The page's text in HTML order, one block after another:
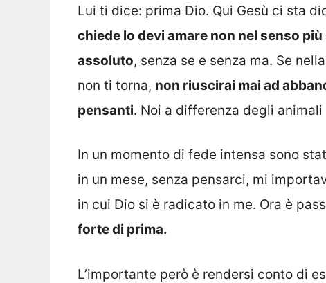
Lui ti dice: prima Dio. Qui Gesù ci sta
chiede lo devi amare non nel senso
assoluto, senza se e senza ma. Se
non ti torna, non riuscirai mai ad
pensanti. Noi a differenza degli
In un momento di fede intensa sono
in un mese, senza pensarci, mi
in cui Dio si è radicato in me. Ora è
forte di prima.
L’importante però è rendersi conto di